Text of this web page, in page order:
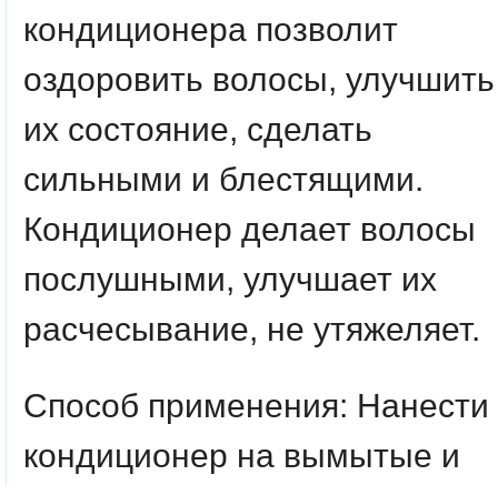
кондиционера позволит
оздоровить волосы, улучшить
их состояние, сделать
сильными и блестящими.
Кондиционер делает волосы
послушными, улучшает их
расчесывание, не утяжеляет.
Способ применения: Нанести
кондиционер на вымытые и